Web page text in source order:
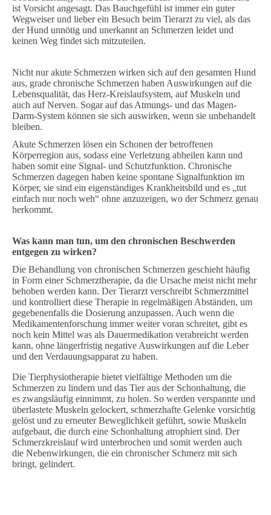
ist Vorsicht angesagt. Das Bauchgefühl ist immer ein guter
Wegweiser und lieber ein Besuch beim Tierarzt zu viel, als das
der Hund unnötig und unerkannt an Schmerzen leidet und
keinen Weg findet sich mitzuteilen.
Nicht nur akute Schmerzen wirken sich auf den gesamten Hund
aus, grade chronische Schmerzen haben Auswirkungen auf die
Lebensqualität, das Herz-Kreislaufsystem, auf Muskeln und
auch auf Nerven. Sogar auf das Atmungs- und das Magen-
Darm-System können sie sich auswirken, wenn sie unbehandelt
bleiben.
Akute Schmerzen lösen ein Schonen der betroffenen
Körperregion aus, sodass eine Verletzung abheilen kann und
haben somit eine Signal- und Schutzfunktion. Chronische
Schmerzen dagegen haben keine spontane Signalfunktion im
Körper, sie sind ein eigenständiges Krankheitsbild und es „tut
einfach nur noch weh“ ohne anzuzeigen, wo der Schmerz genau
herkommt.
Was kann man tun, um den chronischen Beschwerden
entgegen zu wirken?
Die Behandlung von chronischen Schmerzen geschieht häufig
in Form einer Schmerztherapie, da die Ursache meist nicht mehr
behoben werden kann. Der Tierarzt verschreibt Schmerzmittel
und kontrolliert diese Therapie in regelmäßigen Abständen, um
gegebenenfalls die Dosierung anzupassen. Auch wenn die
Medikamentenforschung immer weiter voran schreitet, gibt es
noch kein Mittel was als Dauermedikation verabreicht werden
kann, ohne längerfristig negative Auswirkungen auf die Leber
und den Verdauungsapparat zu haben.
Die Tierphysiotherapie bietet vielfältige Methoden um die
Schmerzen zu lindern und das Tier aus der Schonhaltung, die
es zwangsläufig einnimmt, zu holen. So werden verspannte und
überlastete Muskeln gelockert, schmerzhafte Gelenke vorsichtig
gelöst und zu erneuter Beweglichkeit geführt, sowie Muskeln
aufgebaut, die durch eine Schonhaltung atrophiert sind. Der
Schmerzkreislauf wird unterbrochen und somit werden auch
die Nebenwirkungen, die ein chronischer Schmerz mit sich
bringt, gelindert.